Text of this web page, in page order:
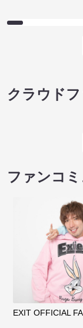
クラウド
ファンコ
EXIT OFFICIAL